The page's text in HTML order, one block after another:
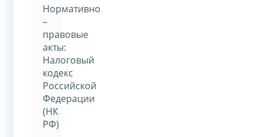
Нормативно
–
правовые
акты:
Налоговый
кодекс
Российской
Федерации
(НК
РФ)